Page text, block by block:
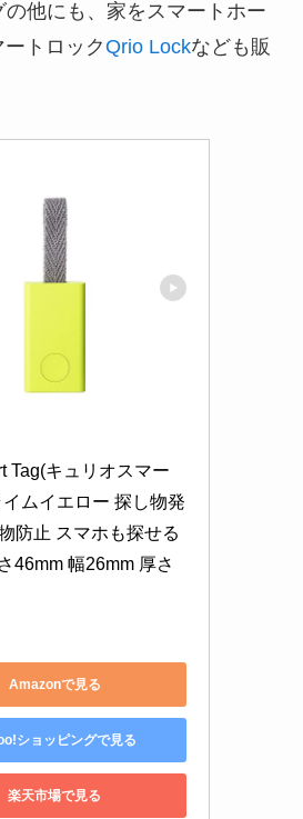
他にも、家をスマートホー
トロックQrio Lockなども販
Tag(キュリオスマー
イムイエロー 探し物発
防止 スマホも探せる
46mm 幅26mm 厚さ
Amazonで見る
ショッピングで見る
楽天市場で見る